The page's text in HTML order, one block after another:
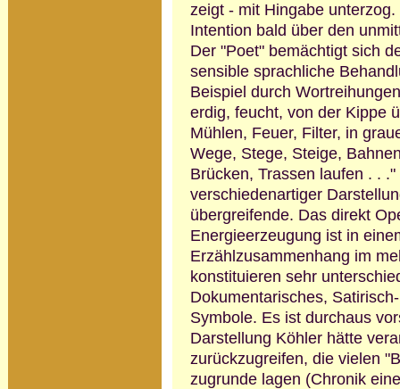
zeigt - mit Hingabe unter­zog.
Intention bald über den
Der "Poet" bemächtigt sich
sensible sprachliche
Beispiel durch
erdig, feucht, von der Kippe
Mühlen, Feuer, Filter, in
Wege, Stege, Steige,
Brücken, Trassen laufen . .
verschiedenartiger
übergreifende. Das direkt
Energieerzeugung ist in
Erzählzusammenhang im
konstituieren sehr
Dokumentarisches,
Symbole. Es ist durchaus
Darstellung Köhler hätte
zurückzugreifen, die vielen
zugrunde lagen (Chronik